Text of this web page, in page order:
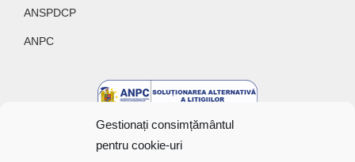
Gestionați consimțământul
pentru cookie-uri
ANSPDCP
ANPC